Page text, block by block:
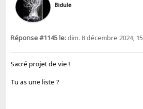
Bidule
Réponse #1145 le: dim. 8 décembre 2024,
Sacré projet de vie !
Tu as une liste ?